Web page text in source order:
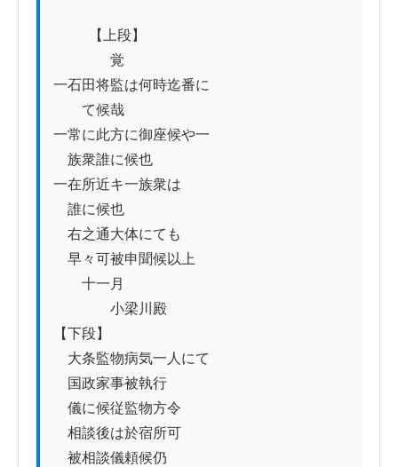
覚
一石田将監は何時迄番に
て候哉
一常に此方に御座候や一
族衆誰に候也
一在所近キ一族衆は
誰に候也
右之通大体にても
早々可被申聞候以上
十一月
小梁川殿
【下段】
大条監物病気一人にて
国政家事被執行
儀に候従監物方令
相談後は於宿所可
被相談儀頼候仍